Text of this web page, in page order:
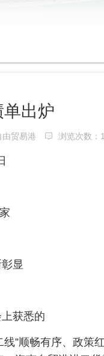
出炉
贸易港 浏览次数：
显
获悉的
”顺畅有序、政策